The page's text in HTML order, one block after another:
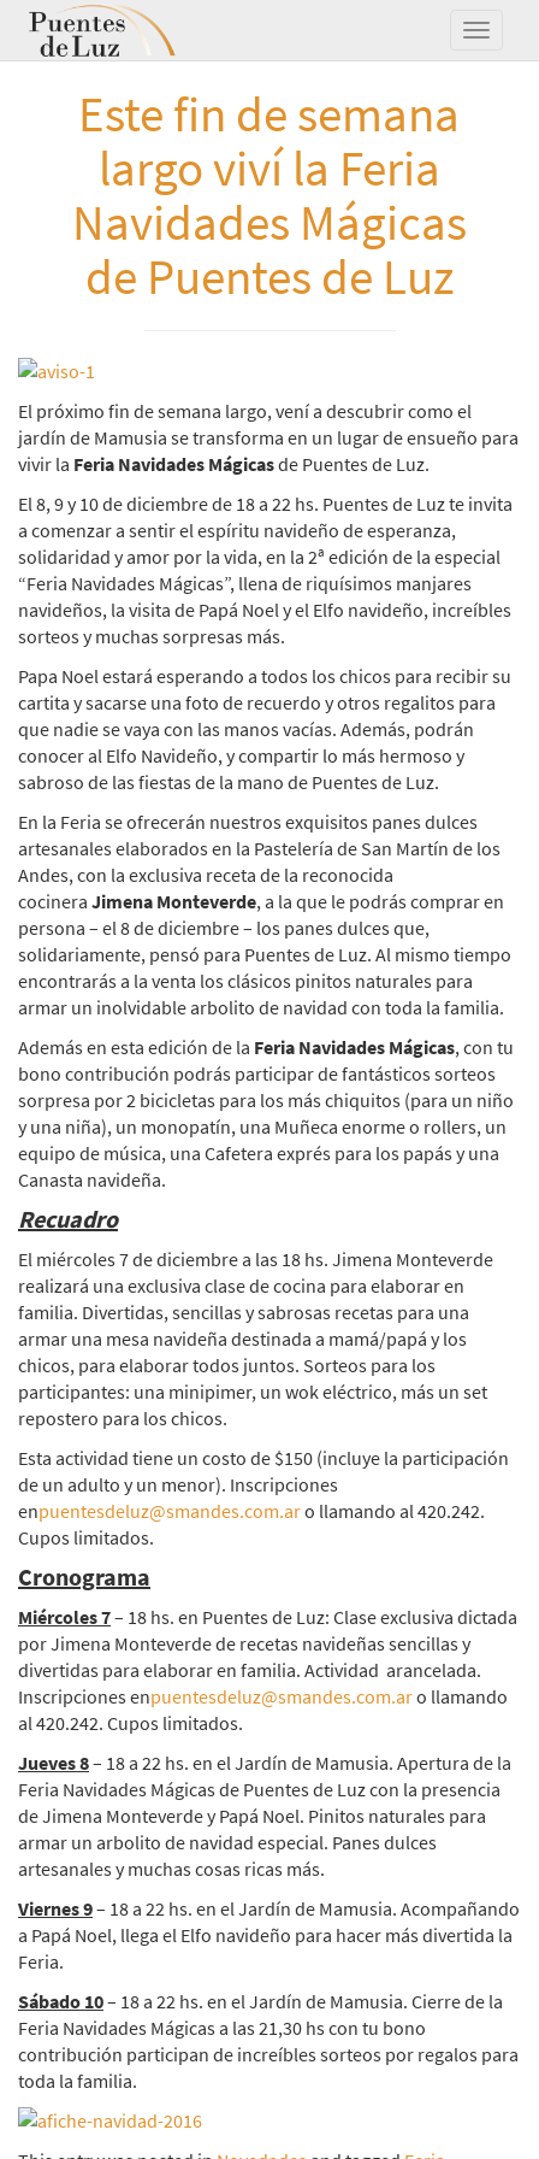
Este fin de semana
largo viví la Feria
Navidades Mágicas
de Puentes de Luz
El próximo fin de semana largo, vení a descubrir como el
jardín de Mamusia se transforma en un lugar de ensueño para
vivir la Feria Navidades Mágicasde Puentes de Luz.
El 8, 9 y 10 de diciembre de 18 a 22 hs. Puentes de Luz te invita
a comenzar a sentir el espíritu navideño de esperanza,
solidaridad y amor por la vida, en la 2ª edición de la especial
“Feria Navidades Mágicas”, llena de riquísimos manjares
navideños, la visita de Papá Noel y el Elfo navideño, increíbles
sorteos y muchas sorpresas más.
Papa Noel estará esperando a todos los chicos para recibir su
cartita y sacarse una foto de recuerdo y otros regalitos para
que nadie se vaya con las manos vacías. Además, podrán
conocer al Elfo Navideño, y compartir lo más hermoso y
sabroso de las fiestas de la mano de Puentes de Luz.
En la Feria se ofrecerán nuestros exquisitos panes dulces
artesanales elaborados en la Pastelería de San Martín de los
Andes, con la exclusiva receta de la reconocida
cocinera Jimena Monteverde, a la que le podrás comprar en
persona – el 8 de diciembre – los panes dulces que,
solidariamente, pensó para Puentes de Luz. Al mismo tiempo
encontrarás a la venta los clásicos pinitos naturales para
armar un inolvidable arbolito de navidad con toda la familia.
Además en esta edición de la Feria Navidades Mágicas, con tu
bono contribución podrás participar de fantásticos sorteos
sorpresa por 2 bicicletas para los más chiquitos (para un niño
y una niña), un monopatín, una Muñeca enorme o rollers, un
equipo de música, una Cafetera exprés para los papás y una
Canasta navideña.
Recuadro
El miércoles 7 de diciembre a las 18 hs. Jimena Monteverde
realizará una exclusiva clase de cocina para elaborar en
familia. Divertidas, sencillas y sabrosas recetas para una
armar una mesa navideña destinada a mamá/papá y los
chicos, para elaborar todos juntos. Sorteos para los
participantes: una minipimer, un wok eléctrico, más un set
repostero para los chicos.
Esta actividad tiene un costo de $150 (incluye la participación
de un adulto y un menor). Inscripciones
enpuentesdeluz@smandes.com.aro llamando al 420.242.
Cupos limitados.
Cronograma
Miércoles 7– 18 hs. en Puentes de Luz: Clase exclusiva dictada
por Jimena Monteverde de recetas navideñas sencillas y
divertidas para elaborar en familia. Actividad arancelada.
Inscripciones enpuentesdeluz@smandes.com.aro llamando
al 420.242. Cupos limitados.
Jueves 8– 18 a 22 hs. en el Jardín de Mamusia. Apertura de la
Feria Navidades Mágicas de Puentes de Luz con la presencia
de Jimena Monteverde y Papá Noel. Pinitos naturales para
armar un arbolito de navidad especial. Panes dulces
artesanales y muchas cosas ricas más.
Viernes 9– 18 a 22 hs. en el Jardín de Mamusia. Acompañando
a Papá Noel, llega el Elfo navideño para hacer más divertida la
Feria.
Sábado 10– 18 a 22 hs. en el Jardín de Mamusia. Cierre de la
Feria Navidades Mágicas a las 21,30 hs con tu bono
contribución participan de increíbles sorteos por regalos para
toda la familia.